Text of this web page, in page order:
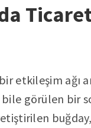
etkileşim ağı
bile görülen bir